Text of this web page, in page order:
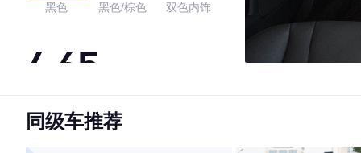
黑色 黑色/棕色 双色内饰
4.65
·外观表现一般，低于57%同级车
同级车推荐